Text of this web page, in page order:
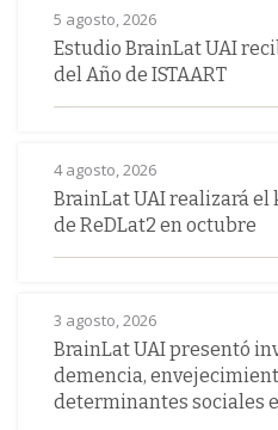
5 agosto, 2026
Estudio BrainLat UAI
del Año de ISTAART
4 agosto, 2026
BrainLat UAI realizará
de ReDLat2 en octubre
3 agosto, 2026
BrainLat UAI presentó
demencia,
determinantes sociales